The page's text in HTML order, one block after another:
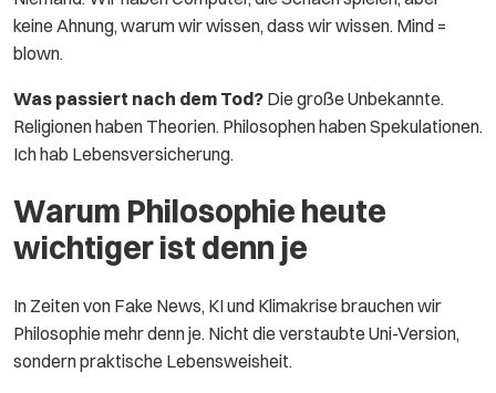
keine Ahnung, warum wir wissen, dass wir wissen. Mind =
blown.
Was passiert nach dem Tod? Die große Unbekannte.
Religionen haben Theorien. Philosophen haben Spekulationen.
Ich hab Lebensversicherung.
Warum Philosophie heute
wichtiger ist denn je
In Zeiten von Fake News, KI und Klimakrise brauchen wir
Philosophie mehr denn je. Nicht die verstaubte Uni-Version,
sondern praktische Lebensweisheit.